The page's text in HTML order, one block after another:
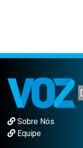
Sobre Nós
Equipe